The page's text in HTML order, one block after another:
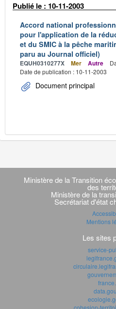
Publié le : 10-11-2003
Accord national
pour l'application de la
et du SMIC à la pêche
paru au Journal officiel)
EQUH0310277X Mer Autre
Date de publication : 10-11-2003
Document principal
Navigation
transverse
Ministère de la Transition
des
Ministère de la
Secrétariat d'état
Mentions
Les sites
service-
cohesion-